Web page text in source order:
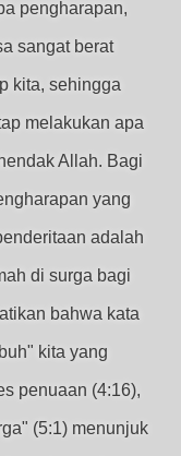
pengharapan,
sangat berat
kita, sehingga
melakukan apa
Allah. Bagi
yang
adalah
di surga bagi
bahwa kata
kita yang
penuaan (4:16),
(5:1) menunjuk